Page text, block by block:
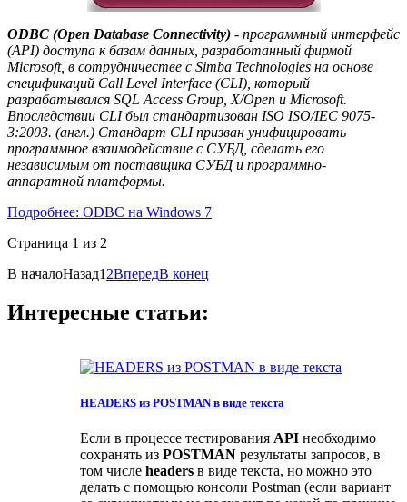
ODBC (Open Database Connectivity) - программный интерфейс
(API) доступа к базам данных, разработанный фирмой
Microsoft, в сотрудничестве с Simba Technologies на основе
спецификаций Call Level Interface (CLI), который
разрабатывался SQL Access Group, X/Open и Microsoft.
Впоследствии CLI был стандартизован ISO ISO/IEC 9075-
3:2003. (англ.) Стандарт CLI призван унифицировать
программное взаимодействие с СУБД, сделать его
независимым от поставщика СУБД и программно-
аппаратной платформы.
Подробнее: ODBC на Windows 7
Страница 1 из 2
В началоНазад1 2ВпередВ конец
Интересные статьи:
HEADERS из POSTMAN в виде текста
Если в процессе тестирования API необходимо
сохранять из POSTMAN результаты запросов, в
том числе headers в виде текста, но можно это
делать с помощью консоли Postman (если вариант